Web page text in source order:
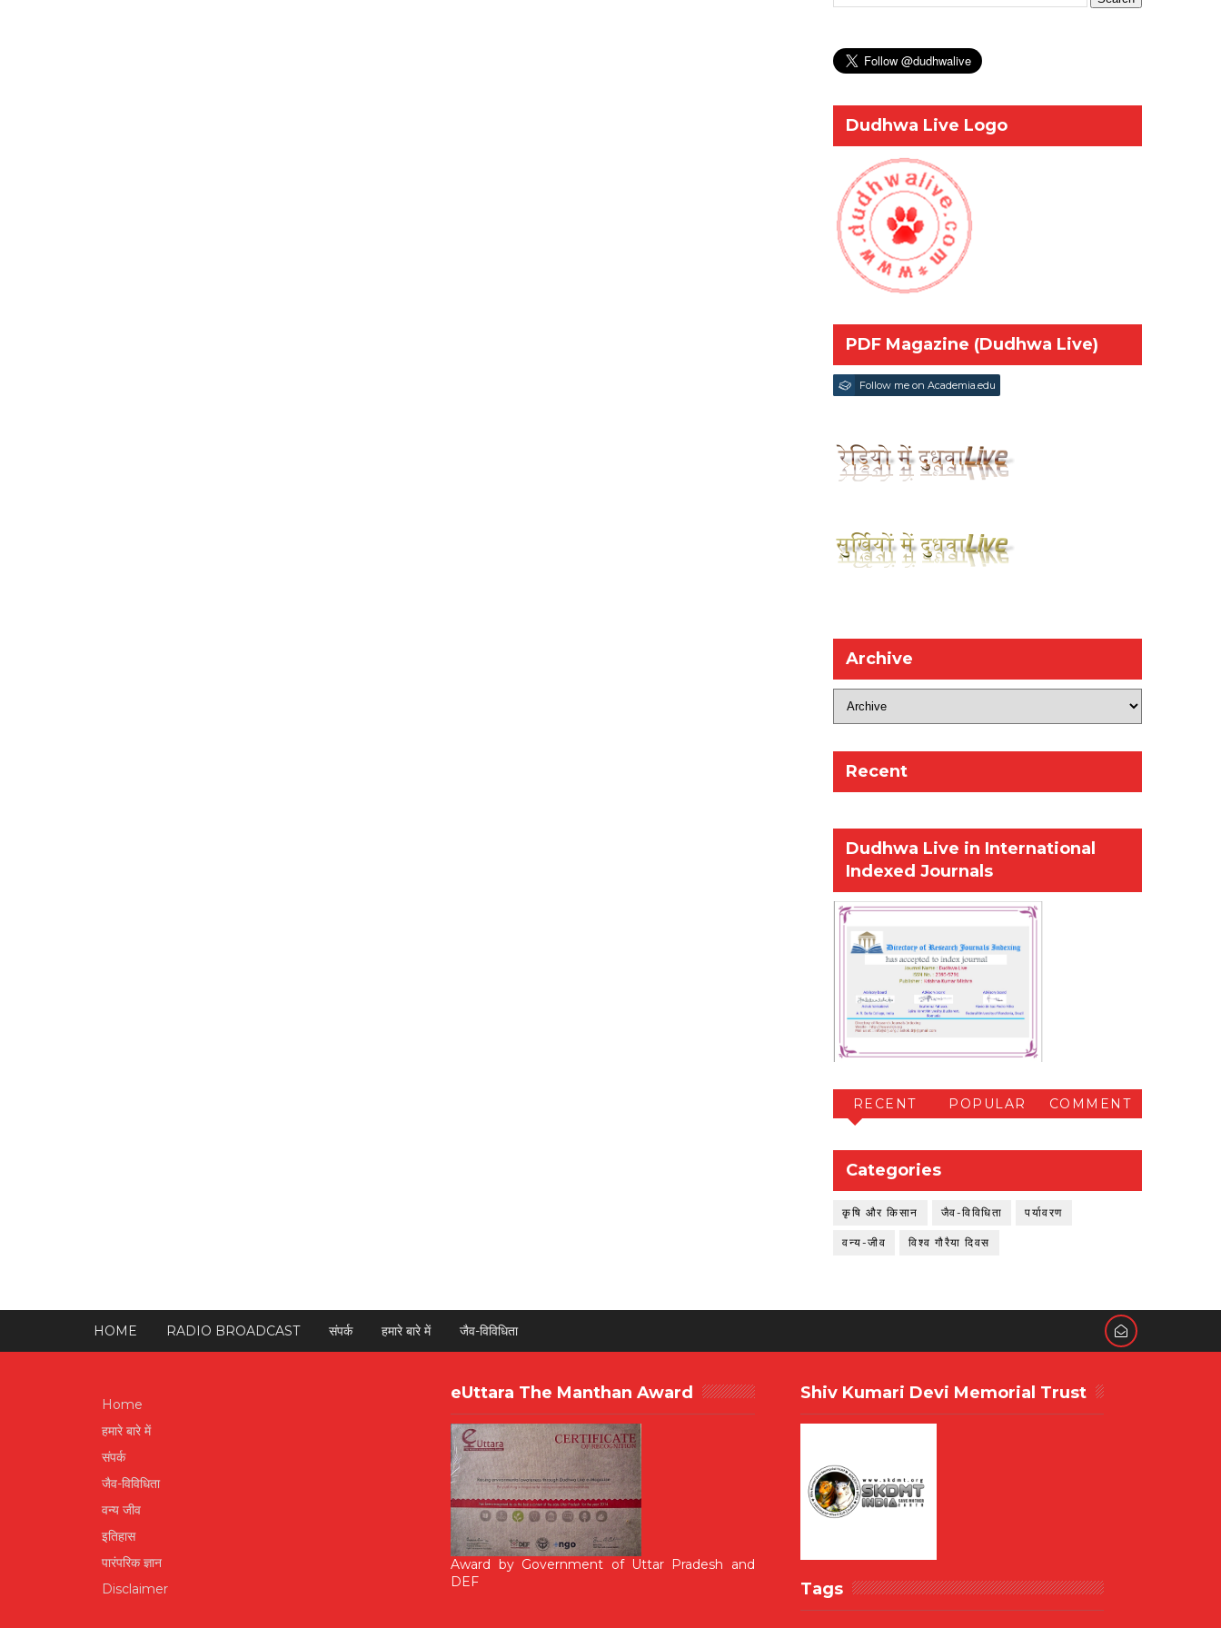
Dudhwa Live Logo
PDF Magazine (Dudhwa Live)
Follow me on Academia.edu
Archive
Recent
Dudhwa Live in International
Indexed Journals
RECENT POPULAR COMMENT
Categories
कृषि और किसान जैव-विविधिता पर्यावरण
वन्य-जीव विश्व गौरैया दिवस
HOME RADIO BROADCAST संपर्क हमारे बारे में जैव-विविधिता
Home
हमारे बारे में
संपर्क
जैव-विविधिता
वन्य जीव
इतिहास
पारंपरिक ज्ञान
Disclaimer
eUttara The Manthan Award
Award by Government of Uttar Pradesh and
DEF
Shiv Kumari Devi Memorial Trust
Tags